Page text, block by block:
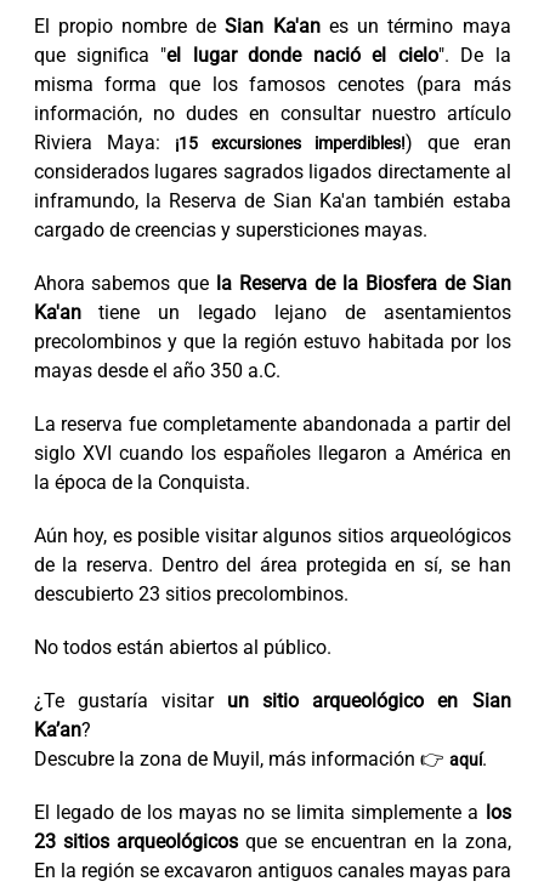
El propio nombre deSian Ka'anes un término maya
que significa "el lugar donde nació el cielo". De la
misma forma que los famosos cenotes (para más
información, no dudes en consultar nuestro artículo
Riviera Maya:
¡15 excursiones imperdibles!) que eran
considerados lugares sagrados ligados directamente al
inframundo, la Reserva de Sian Ka'an también estaba
cargado de creencias y supersticiones mayas.
Ahora sabemos que la Reserva de la Biosfera de Sian
Ka'antiene un legado lejano de asentamientos
precolombinos y que la región estuvo habitada por los
mayas desde el año 350 a.C.
La reserva fue completamente abandonada a partir del
siglo XVI cuando los españoles llegaron a América en
la época de la Conquista.
Aún hoy, es posible visitar algunos sitios arqueológicos
de la reserva. Dentro del área protegida en sí, se han
descubierto 23 sitios precolombinos.
No todos están abiertos al público.
¿Te gustaría visitar un sitio arqueológico en Sian
Ka’an?
Descubre la zona de Muyil, más información 👉 aquí.
El legado de los mayas no se limita simplemente a los
23 sitios arqueológicosque se encuentran en la zona,
En la región se excavaron antiguos canales mayas para